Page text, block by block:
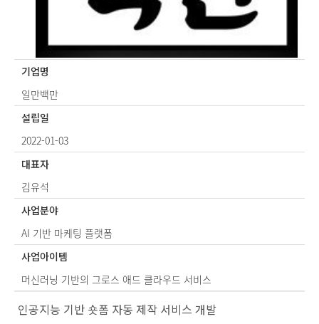
기업명
일만백만
설립일
2022-01-03
대표자
김유석
사업분야
AI 기반 마케팅 플랫폼
사업아이템
머신러닝 기반의 그로스 애드 클라우드 서비스
인공지능 기반 숏폼 자동 제작 서비스 개발